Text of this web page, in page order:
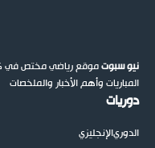
نيو سبوتموقع رياضي مختص في كرة
المباريات وأهم الأخبار والملخصات
دوريات
الدوريالإنجليزي